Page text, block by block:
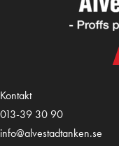
Kontakt
013-39 30 90
info@alvestadtanken.se